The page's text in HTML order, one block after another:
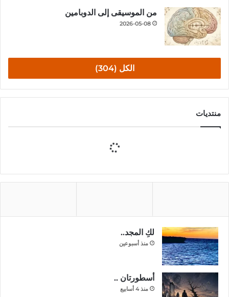
من الموسيقى إلى الدوبامين
2026-05-08
الكل (304)
منتديات
لكِ المجد..
منذ أسبوعين
أسطورتان ..
منذ 4 أسابيع